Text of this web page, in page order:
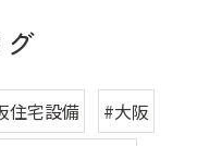
住宅設備
#大阪